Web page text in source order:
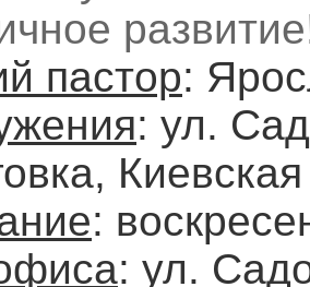
пастор:
: ул.
:
: ул.